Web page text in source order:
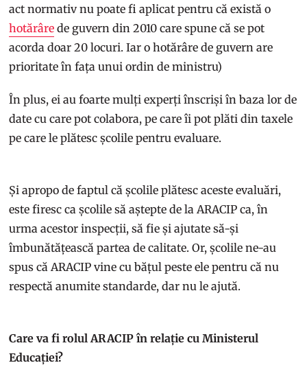
act normativ nu poate fi aplicat pentru că există o
hotărâre de guvern din 2010 care spune că se pot
acorda doar 20 locuri. Iar o hotărâre de guvern are
prioritate în fața unui ordin de ministru)
În plus, ei au foarte mulți experți înscriși în baza lor de
date cu care pot colabora, pe care îi pot plăti din taxele
pe care le plătesc școlile pentru evaluare.
Și apropo de faptul că școlile plătesc aceste evaluări,
este firesc ca școlile să aștepte de la ARACIP ca, în
urma acestor inspecții, să fie și ajutate să-și
îmbunătățească partea de calitate. Or, școlile ne-au
spus că ARACIP vine cu bățul peste ele pentru că nu
respectă anumite standarde, dar nu le ajută.
Care va fi rolul ARACIP în relație cu Ministerul
Educației?